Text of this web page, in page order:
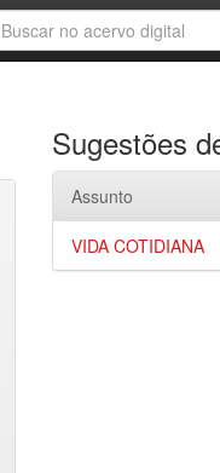
Sugestões
Assunto
VIDA COTIDIANA